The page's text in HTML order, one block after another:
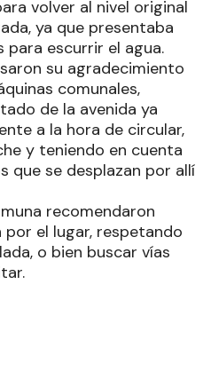
volver al nivel original
ya que presentaba
para escurrir el agua.
su agradecimiento
comunales,
de la avenida ya
a la hora de circular,
y teniendo en cuenta
que se desplazan por allí
recomendaron
el lugar, respetando
o bien buscar vías